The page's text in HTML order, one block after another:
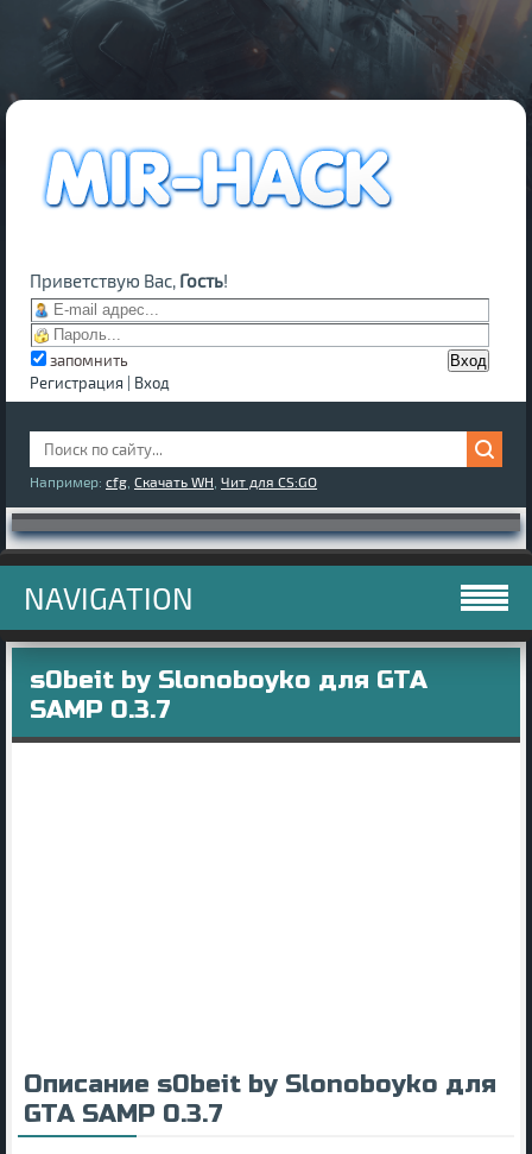
Например: cfg Скачать WH Чит для CS:GO
Приветствую Вас, Гость!
запомнить
Регистрация
Вход
NAVIGATION
s0beit by Slonoboyko для GTA
SAMP 0.3.7
Описание s0beit by Slonoboyko для
GTA SAMP 0.3.7